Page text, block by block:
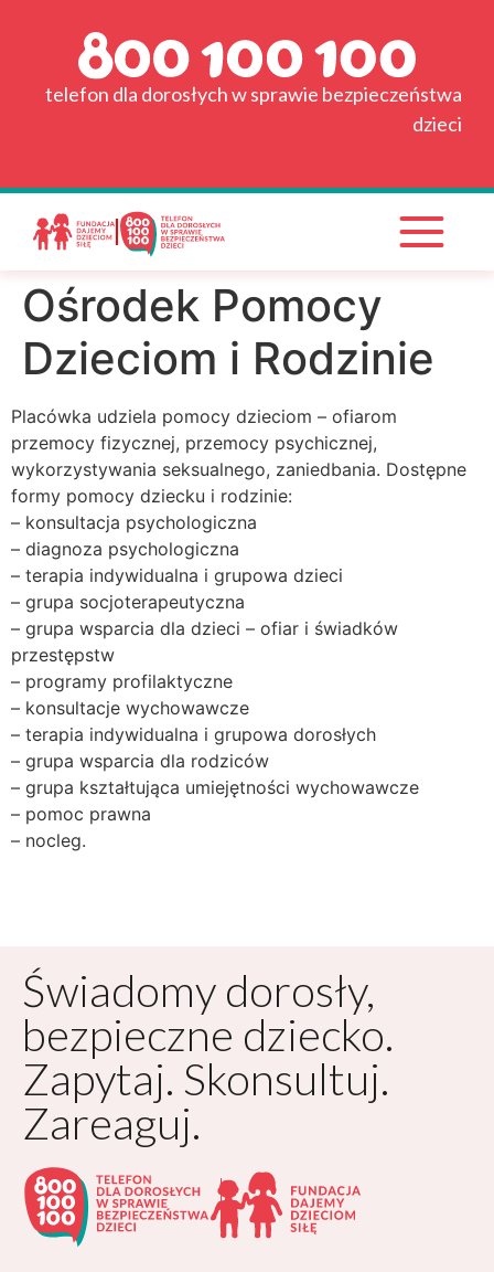
telefon dla dorosłych w sprawie bezpieczeństwa
dzieci
Strona główna
Pytania i odpowiedzi
Materiały do pobrania
Wspieraj nas!
Ośrodek Pomocy
Dzieciom i Rodzinie
Placówka udziela pomocy dzieciom – ofiarom
przemocy fizycznej, przemocy psychicznej,
wykorzystywania seksualnego, zaniedbania. Dostępne
formy pomocy dziecku i rodzinie:
– konsultacja psychologiczna
– diagnoza psychologiczna
– terapia indywidualna i grupowa dzieci
– grupa socjoterapeutyczna
– grupa wsparcia dla dzieci – ofiar i świadków
przestępstw
– programy profilaktyczne
– konsultacje wychowawcze
– terapia indywidualna i grupowa dorosłych
– grupa wsparcia dla rodziców
– grupa kształtująca umiejętności wychowawcze
– pomoc prawna
– nocleg.
Świadomy dorosły,
bezpieczne dziecko.
Zapytaj. Skonsultuj.
Zareaguj.